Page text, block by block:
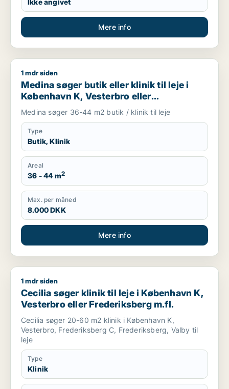
Ikke angivet
Mere info
Medina søger butik eller klinik til leje i København K,
1 mdr siden
Medina søger butik eller klinik til leje i
København K, Vesterbro eller
Frederiksberg m.fl.
Medina søger 36-44 m2 butik / klinik til leje
Type
Butik, Klinik
Areal
36 - 44 m2
Max. per måned
8.000 DKK
Mere info
Cecilia søger klinik til leje i København K, Vesterbro eller
1 mdr siden
Cecilia søger klinik til leje i København K,
Vesterbro eller Frederiksberg m.fl.
Cecilia søger 20-60 m2 klinik i København K,
Vesterbro, Frederiksberg C, Frederiksberg, Valby til
leje
Type
Klinik